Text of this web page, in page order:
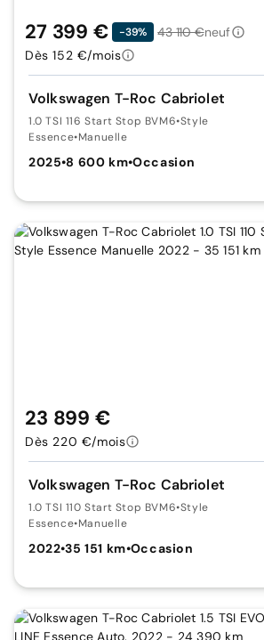
Volkswagen T-Roc Cabriolet
1.0 TSI 116 Start Stop BVM6•Style
Essence•Manuelle
2025•8 600 km•Occasion
27 399 € -39% 43 110 €neuf
Dès 152 €/mois
Volkswagen T-Roc Cabriolet
1.0 TSI 110 Start Stop BVM6•Style
Essence•Manuelle
2022•35 151 km•Occasion
23 899 €
Dès 220 €/mois